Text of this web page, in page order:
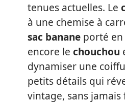
tenues actuelles. Le
à une chemise à
sac banane porté
encore le chouchou
dynamiser une
petits détails qui
vintage, sans